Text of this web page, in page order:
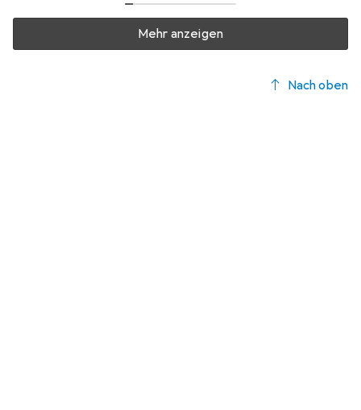
Mehr anzeigen
Nach oben